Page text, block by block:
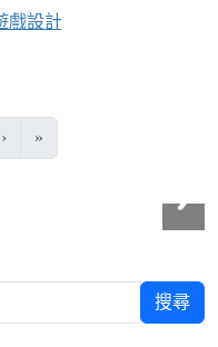
戲設計
頁次)
› »
搜尋